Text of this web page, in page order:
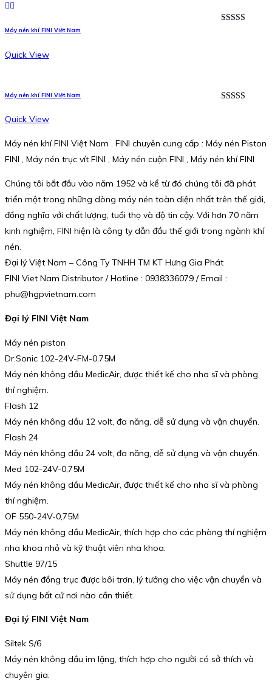
Máy nén khí FINI Việt Nam
Quick View
Máy nén khí FINI Việt Nam
Quick View
Máy nén khí FINI Việt Nam . FINI chuyên cung cấp : Máy nén Piston
FINI , Máy nén trục vít FINI , Máy nén cuộn FINI , Máy nén khí FINI
Chúng tôi bắt đầu vào năm 1952 và kể từ đó chúng tôi đã phát
triển một trong những dòng máy nén toàn diện nhất trên thế giới,
đồng nghĩa với chất lượng, tuổi thọ và độ tin cậy. Với hơn 70 năm
kinh nghiệm, FINI hiện là công ty dẫn đầu thế giới trong ngành khí
nén.
Đại lý Việt Nam – Công Ty TNHH TM KT Hưng Gia Phát
FINI Viet Nam Distributor / Hotline : 0938336079 / Email :
phu@hgpvietnam.com
Đại lý FINI Việt Nam
Máy nén piston
Dr.Sonic 102-24V-FM-0.75M
Máy nén không dầu MedicAir, được thiết kế cho nha sĩ và phòng
thí nghiệm.
Flash 12
Máy nén không dầu 12 volt, đa năng, dễ sử dụng và vận chuyển.
Flash 24
Máy nén không dầu 24 volt, đa năng, dễ sử dụng và vận chuyển.
Med 102-24V-0,75M
Máy nén không dầu MedicAir, được thiết kế cho nha sĩ và phòng
thí nghiệm.
OF 550-24V-0,75M
Máy nén không dầu MedicAir, thích hợp cho các phòng thí nghiệm
nha khoa nhỏ và kỹ thuật viên nha khoa.
Shuttle 97/15
Máy nén đồng trục được bôi trơn, lý tưởng cho việc vận chuyển và
sử dụng bất cứ nơi nào cần thiết.
Đại lý FINI Việt Nam
Siltek S/6
Máy nén không dầu im lặng, thích hợp cho người có sở thích và
chuyên gia.